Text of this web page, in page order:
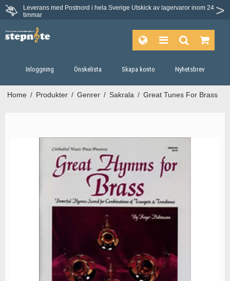
Leverans med Postnord i hela Sverige Utskick av lagervaror inom 24
timmar
Inloggning Önskelista Skapa konto Nyhetsbrev
Home / Produkter / Genrer / Sakrala / Great Tunes For Brass